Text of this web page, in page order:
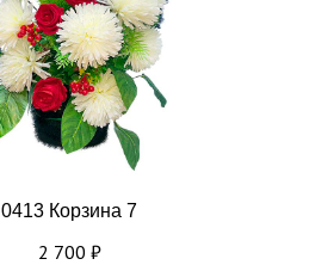
0413 Корзина 7
2 700 ₽